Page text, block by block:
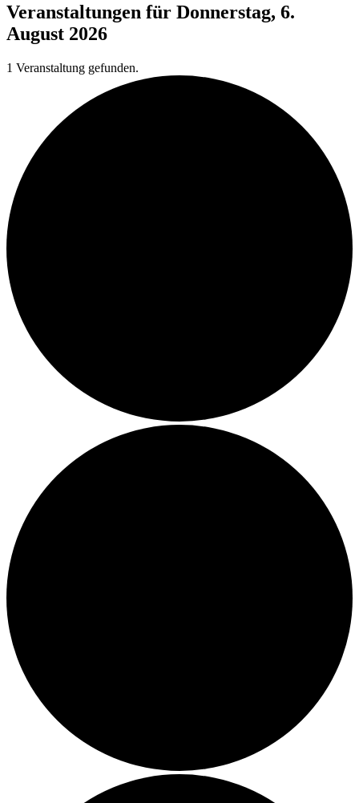
Veranstaltungen für Donnerstag, 6.
August 2026
1 Veranstaltung gefunden.